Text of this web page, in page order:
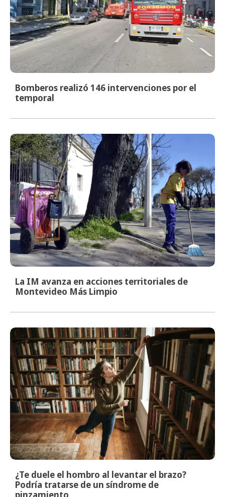
Bomberos realizó 146 intervenciones por el
temporal
La IM avanza en acciones territoriales de
Montevideo Más Limpio
¿Te duele el hombro al levantar el brazo?
Podría tratarse de un síndrome de